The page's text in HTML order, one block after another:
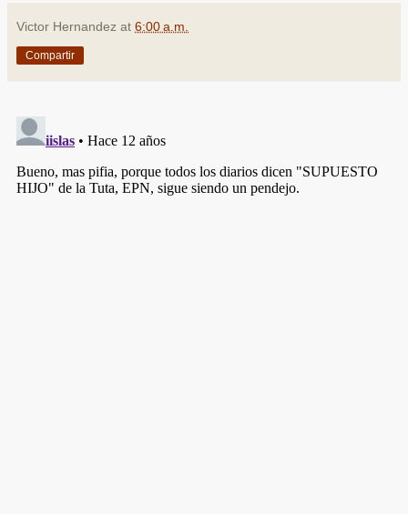
Victor Hernandez at 6:00 a.m.
Compartir